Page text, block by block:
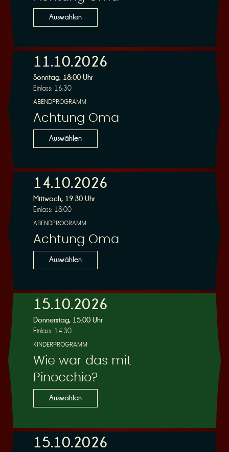
n
g
Auswählen
11.10.2026
Sonntag, 18:00 Uhr
Einlass: 16:30
ABENDPROGRAMM
Achtung Oma
Auswählen
14.10.2026
Mittwoch, 19:30 Uhr
Einlass: 18:00
ABENDPROGRAMM
Achtung Oma
Auswählen
15.10.2026
Donnerstag, 15:00 Uhr
Einlass: 14:30
KINDERPROGRAMM
Wie war das mit
Pinocchio?
Auswählen
15.10.2026